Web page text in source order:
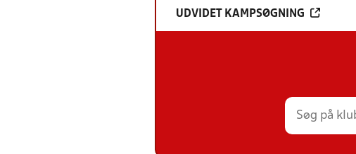
UDVIDET KAMPSØGNING